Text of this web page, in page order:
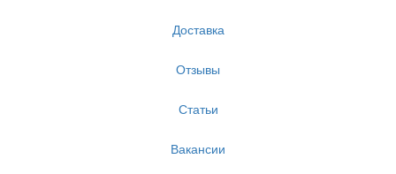
Доставка
Отзывы
Статьи
Вакансии